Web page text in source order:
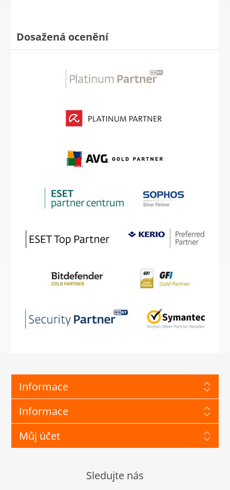
Dosažená ocenění
Informace
Informace
Můj účet
Sledujte nás